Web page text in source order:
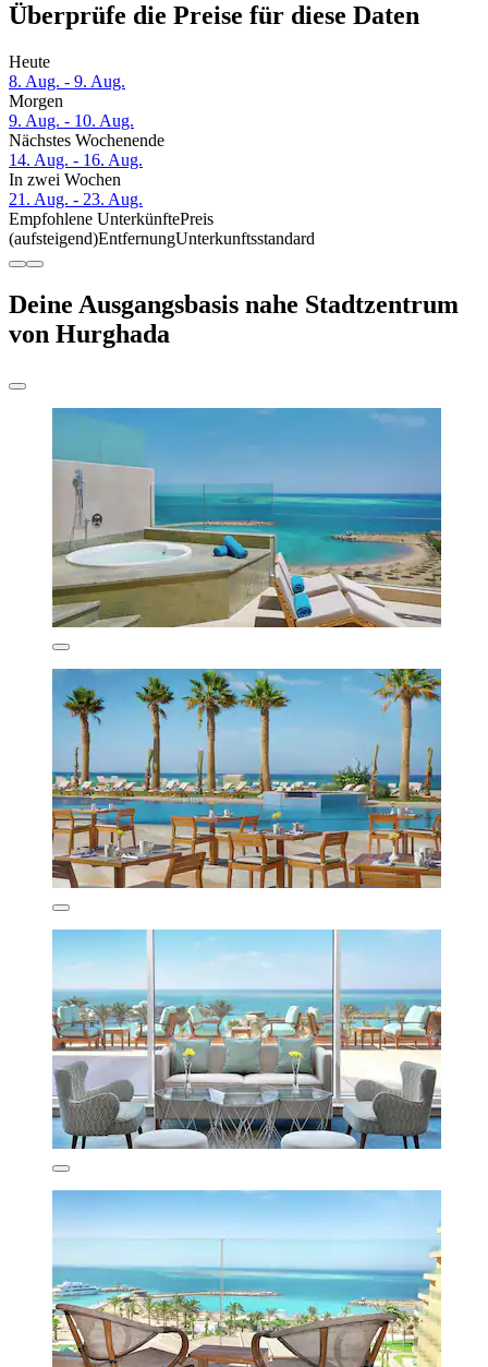
Überprüfe die Preise für diese Daten
Heute
8. Aug. - 9. Aug.
Morgen
9. Aug. - 10. Aug.
Nächstes Wochenende
14. Aug. - 16. Aug.
In zwei Wochen
21. Aug. - 23. Aug.
Empfohlene UnterkünftePreis
(aufsteigend)EntfernungUnterkunftsstandard
Deine Ausgangsbasis nahe Stadtzentrum
von Hurghada